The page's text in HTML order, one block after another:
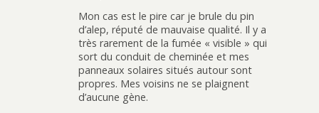
Mon cas est le pire car je brule du pin
d’alep, réputé de mauvaise qualité. Il y a
très rarement de la fumée « visible » qui
sort du conduit de cheminée et mes
panneaux solaires situés autour sont
propres. Mes voisins ne se plaignent
d’aucune gène.